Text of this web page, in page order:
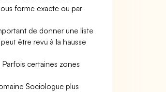
forme exacte ou par
de donner une liste
être revu à la hausse
certaines zones
Sociologue plus